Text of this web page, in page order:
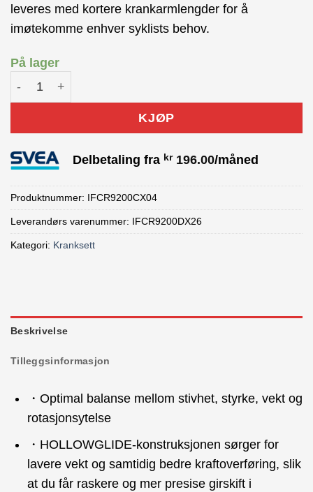
leveres med kortere krankarmlengder for å
imøtekomme enhver syklists behov.
På lager
SHIMANO DURA-ACE Kranksett FC-R9200 50/34T 12-
KJØP
Delbetaling fra kr196.00/måned
Produktnummer: IFCR9200CX04
Leverandørs varenummer: IFCR9200DX26
Kategori: Kranksett
Beskrivelse
Tilleggsinformasjon
・Optimal balanse mellom stivhet, styrke, vekt og
rotasjonsytelse
・HOLLOWGLIDE-konstruksjonen sørger for
lavere vekt og samtidig bedre kraftoverføring, slik
at du får raskere og mer presise girskift i